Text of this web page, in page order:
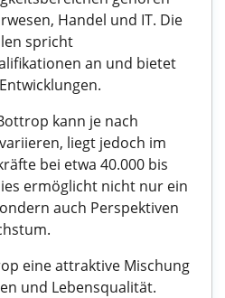
Handel und IT. Die
spricht
an und bietet
kann je nach
liegt jedoch im
bei etwa 40.000 bis
ermöglicht nicht nur ein
auch Perspektiven
eine attraktive Mischung
und Lebensqualität.